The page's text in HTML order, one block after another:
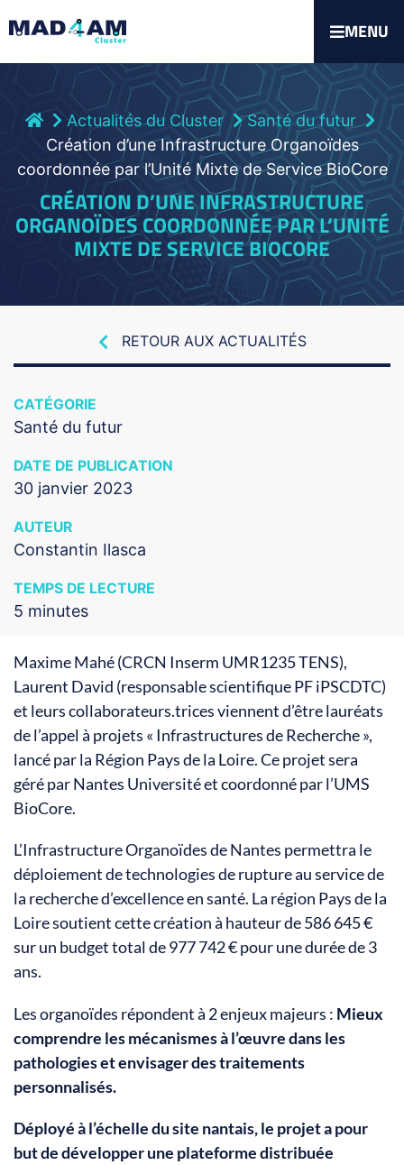
MENU
Actualités du Cluster
Santé du futur
Création d’une Infrastructure Organoïdes
coordonnée par l’Unité Mixte de Service BioCore
CRÉATION D’UNE INFRASTRUCTURE
ORGANOÏDES COORDONNÉE PAR L’UNITÉ
MIXTE DE SERVICE BIOCORE
RETOUR AUX ACTUALITÉS
CATÉGORIE
Santé du futur
DATE DE PUBLICATION
30 janvier 2023
AUTEUR
Constantin Ilasca
TEMPS DE LECTURE
5 minutes
Maxime Mahé (CRCN Inserm UMR1235 TENS),
Laurent David (responsable scientifique PF iPSCDTC)
et leurs collaborateurs.trices viennent d’être lauréats
de l’appel à projets « Infrastructures de Recherche »,
lancé par la Région Pays de la Loire. Ce projet sera
géré par Nantes Université et coordonné par l’UMS
BioCore.
L’Infrastructure Organoïdes de Nantes permettra le
déploiement de technologies de rupture au service de
la recherche d’excellence en santé. La région Pays de la
Loire soutient cette création à hauteur de 586 645 €
sur un budget total de 977 742 € pour une durée de 3
ans.
Les organoïdes répondent à 2 enjeux majeurs : Mieux
comprendre les mécanismes à l’œuvre dans les
pathologies et envisager des traitements
personnalisés.
Déployé à l’échelle du site nantais, le projet a pour
but de développer une plateforme distribuée